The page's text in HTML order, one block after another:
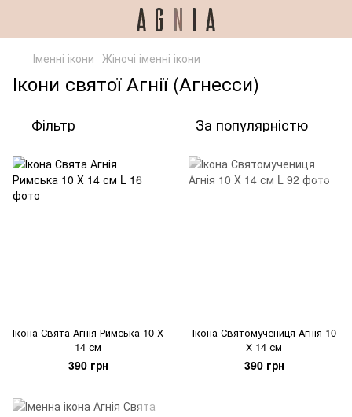
Іменні ікони Жіночі іменні ікони
Ікони святої Агнії (Агнесси)
Фільтр За популярністю
Ікона Свята Агнія Римська 10 Х
14 см
390 грн
Ікона Святомучениця Агнія 10
Х 14 см
390 грн